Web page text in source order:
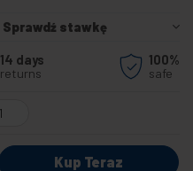
Sprawdź stawkę
14 days
returns
100%
safe
Kup Teraz